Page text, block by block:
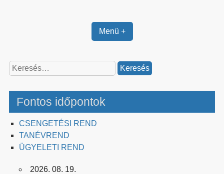
Menü +
Keresés:
Fontos időpontok
CSENGETÉSI REND
TANÉVREND
ÜGYELETI REND
2026. 08. 19.